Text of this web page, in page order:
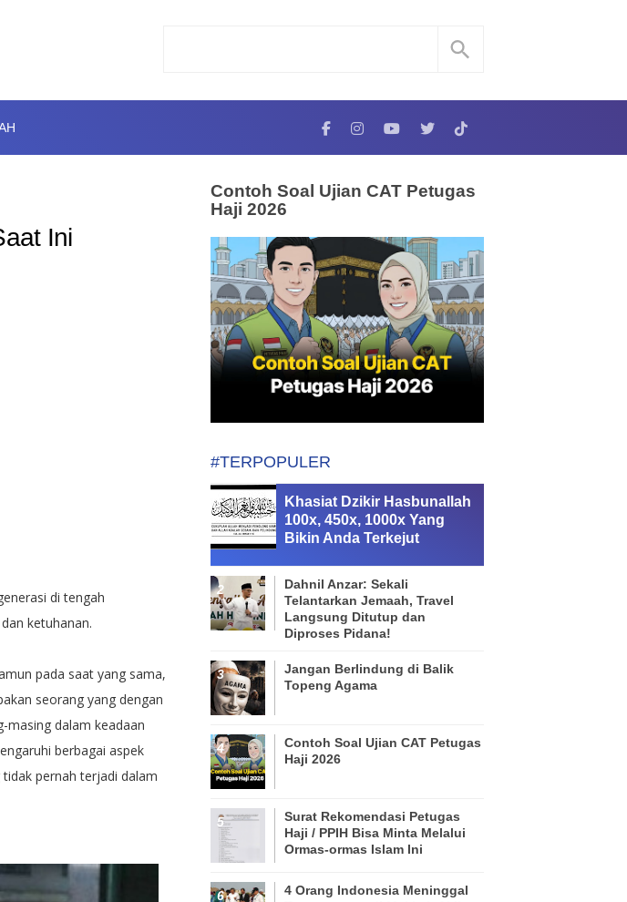
Ini
di tengah
ketuhanan.
pada saat yang sama,
seorang yang dengan
masing dalam keadaan
berbagai aspek
pernah terjadi dalam
Contoh Soal Ujian CAT Petugas
Haji 2026
#TERPOPULER
Khasiat Dzikir Hasbunallah
100x, 450x, 1000x Yang
Bikin Anda Terkejut
Dahnil Anzar: Sekali
Telantarkan Jemaah, Travel
Langsung Ditutup dan
Diproses Pidana!
Jangan Berlindung di Balik
Topeng Agama
Contoh Soal Ujian CAT Petugas
Haji 2026
Surat Rekomendasi Petugas
Haji / PPIH Bisa Minta Melalui
Ormas-ormas Islam Ini
4 Orang Indonesia Meninggal